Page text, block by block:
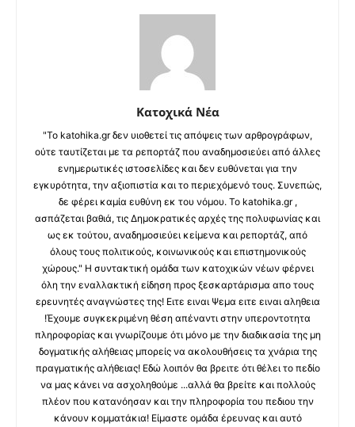
Κατοχικά Νέα
"Το katohika.gr δεν υιοθετεί τις απόψεις των αρθρογράφων,
ούτε ταυτίζεται με τα ρεπορτάζ που αναδημοσιεύει από άλλες
ενημερωτικές ιστοσελίδες και δεν ευθύνεται για την
εγκυρότητα, την αξιοπιστία και το περιεχόμενό τους. Συνεπώς,
δε φέρει καμία ευθύνη εκ του νόμου. Το katohika.gr ,
ασπάζεται βαθιά, τις Δημοκρατικές αρχές της πολυφωνίας και
ως εκ τούτου, αναδημοσιεύει κείμενα και ρεπορτάζ, από
όλους τους πολιτικούς, κοινωνικούς και επιστημονικούς
χώρους." Η συντακτική ομάδα των κατοχικών νέων φέρνει
όλη την εναλλακτική είδηση προς ξεσκαρτάρισμα απο τους
ερευνητές αναγνώστες της! Ειτε ειναι Ψεμα ειτε ειναι αληθεια
!Έχουμε συγκεκριμένη θέση απέναντι στην υπεροντοτητα
πληροφορίας και γνωρίζουμε ότι μόνο με την διαδικασία της μη
δογματικής αλήθειας μπορείς να ακολουθήσεις τα χνάρια της
πραγματικής αλήθειας! Εδώ λοιπόν θα βρειτε ότι θέλει το πεδίο
να μας κάνει να ασχοληθούμε ...αλλά θα βρείτε και πολλούς
πλέον που κατανόησαν και την πληροφορία του πεδιου την
κάνουν κομματάκια! Είμαστε ομάδα έρευνας και αυτό